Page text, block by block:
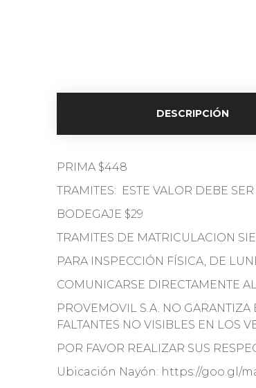
DESCRIPCIÓN
PRIMA $448
TRAMITES: ESTE VALOR DEBE
BODEGAJE $29
TRAMITES DE MATRICULACION
PARA INSPECCIÓN FÍSICA, DE
COMUNICARSE DIRECTAMENTE
PROVEMOVIL S.A. NO
FALTANTES NO VISIBLES EN LOS
POR FAVOR REALIZAR SUS
Ubicación Nayón: https://goo.gl/